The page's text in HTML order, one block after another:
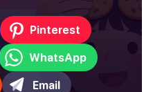
Pinterest
WhatsApp
Email